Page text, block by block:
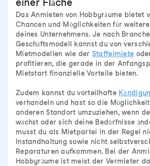
einer Fläche
Das Anmieten von Hobbyräume bietet
Chancen und Möglichkeiten für
deines Unternehmens. Je nach
Geschäftsmodell kannst du von
Mietmodellen wie der Staffelmiete
profitieren, die gerade in der
Mietstart finanzielle Vorteile bieten.
Zudem kannst du vorteilhafte
verhandeln und hast so die
anderen Standort umzuziehen, wenn
wächst oder sich deine Bedürfnisse
musst du als Mietpartei in der Regel
Instandhaltung sowie nicht
Reparaturen aufkommen. Bei der
Hobbyräume ist meist der Vermieter